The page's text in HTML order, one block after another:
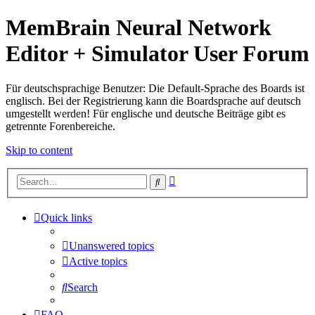
MemBrain Neural Network
Editor + Simulator User Forum
Für deutschsprachige Benutzer: Die Default-Sprache des Boards ist
englisch. Bei der Registrierung kann die Boardsprache auf deutsch
umgestellt werden! Für englische und deutsche Beiträge gibt es
getrennte Forenbereiche.
Skip to content
Search
Quick links
Unanswered topics
Active topics
Search